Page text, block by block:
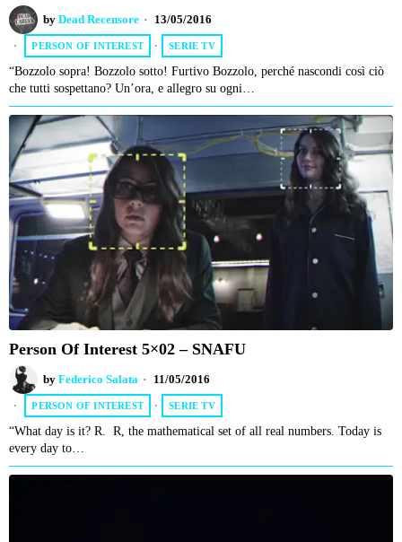
by Dead Recensore 13/05/2016
PERSON OF INTEREST · SERIE TV
“Bozzolo sopra! Bozzolo sotto! Furtivo Bozzolo, perché nascondi così ciò
che tutti sospettano? Un’ora, e allegro su ogni…
Person Of Interest 5×02 – SNAFU
by Federico Salata 11/05/2016
PERSON OF INTEREST · SERIE TV
“What day is it? R. R, the mathematical set of all real numbers. Today is
every day to…